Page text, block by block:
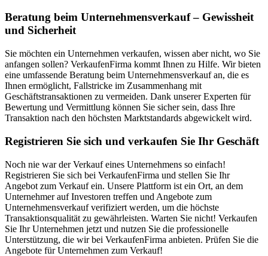
Beratung beim Unternehmensverkauf – Gewissheit
und Sicherheit
Sie möchten ein Unternehmen verkaufen, wissen aber nicht, wo Sie
anfangen sollen? VerkaufenFirma kommt Ihnen zu Hilfe. Wir bieten
eine umfassende Beratung beim Unternehmensverkauf an, die es
Ihnen ermöglicht, Fallstricke im Zusammenhang mit
Geschäftstransaktionen zu vermeiden. Dank unserer Experten für
Bewertung und Vermittlung können Sie sicher sein, dass Ihre
Transaktion nach den höchsten Marktstandards abgewickelt wird.
Registrieren Sie sich und verkaufen Sie Ihr Geschäft
Noch nie war der Verkauf eines Unternehmens so einfach!
Registrieren Sie sich bei VerkaufenFirma und stellen Sie Ihr
Angebot zum Verkauf ein. Unsere Plattform ist ein Ort, an dem
Unternehmer auf Investoren treffen und Angebote zum
Unternehmensverkauf verifiziert werden, um die höchste
Transaktionsqualität zu gewährleisten. Warten Sie nicht! Verkaufen
Sie Ihr Unternehmen jetzt und nutzen Sie die professionelle
Unterstützung, die wir bei VerkaufenFirma anbieten. Prüfen Sie die
Angebote für Unternehmen zum Verkauf!